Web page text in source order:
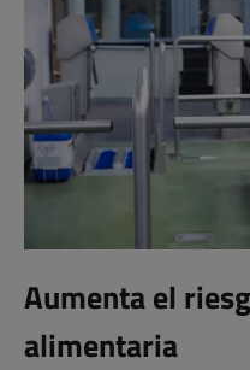
Aumenta el
alimentaria